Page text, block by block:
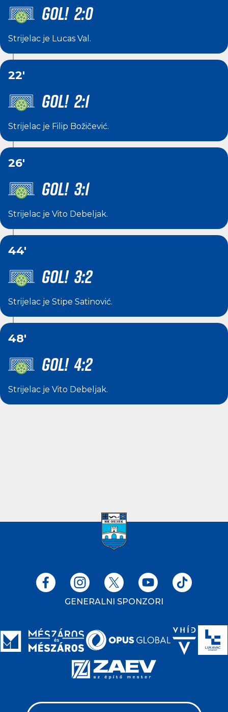
GOL! 2:0
Strijelac je Lucas Val .
22'
GOL! 2:1
Strijelac je Filip Božičević.
26'
GOL! 3:1
Strijelac je Vito Debeljak.
44'
GOL! 3:2
Strijelac je Stipe Satinović.
48'
GOL! 4:2
Strijelac je Vito Debeljak.
GENERALNI SPONZORI